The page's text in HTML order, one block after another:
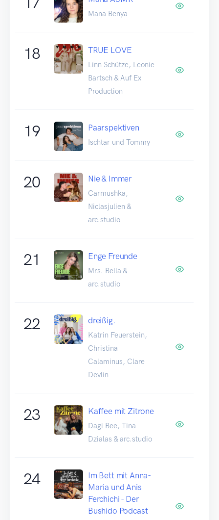
Mana Benya
18 TRUE LOVE
Linn Schütze, Leonie
Bartsch & Auf Ex
Production
19 Paarspektiven
Ischtar und Tommy
20 Nie & Immer
Carmushka,
Niclasjulien &
arc.studio
21 Enge Freunde
Mrs. Bella &
arc.studio
22 dreißig.
Katrin Feuerstein,
Christina
Calaminus, Clare
Devlin
23 Kaffee mit Zitrone
Dagi Bee, Tina
Dzialas & arc.studio
24
Im Bett mit Anna-
Maria und Anis
Ferchichi - Der
Bushido Podcast